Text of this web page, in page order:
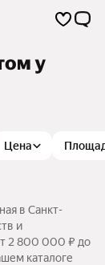
у
Цена
в Санкт-
и
2 800 000 ₽ до
каталоге